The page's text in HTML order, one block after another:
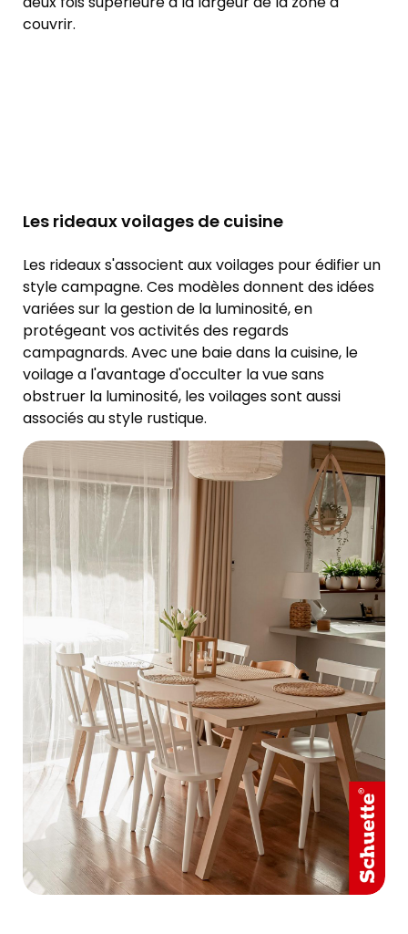
couvrir.
Les rideaux voilages de cuisine
Les rideaux s'associent aux voilages pour édifier un
style campagne. Ces modèles donnent des idées
variées sur la gestion de la luminosité, en
protégeant vos activités des regards
campagnards. Avec une baie dans la cuisine, le
voilage a l'avantage d'occulter la vue sans
obstruer la luminosité, les voilages sont aussi
associés au style rustique.